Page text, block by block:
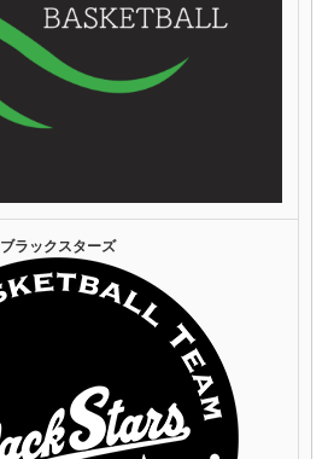
ブラックスターズ